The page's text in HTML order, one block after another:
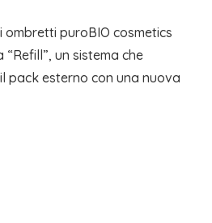
puroBIO cosmetics
un sistema che
pack esterno con una nuova